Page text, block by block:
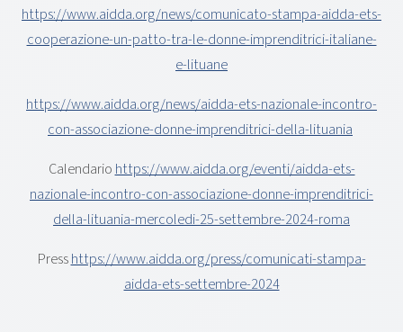
https://www.aidda.org/news/comunicato-stampa-aidda-ets-
cooperazione-un-patto-tra-le-donne-imprenditrici-italiane-
e-lituane
https://www.aidda.org/news/aidda-ets-nazionale-incontro-
con-associazione-donne-imprenditrici-della-lituania
Calendario https://www.aidda.org/eventi/aidda-ets-
nazionale-incontro-con-associazione-donne-imprenditrici-
della-lituania-mercoledi-25-settembre-2024-roma
Presshttps://www.aidda.org/press/comunicati-stampa-
aidda-ets-settembre-2024